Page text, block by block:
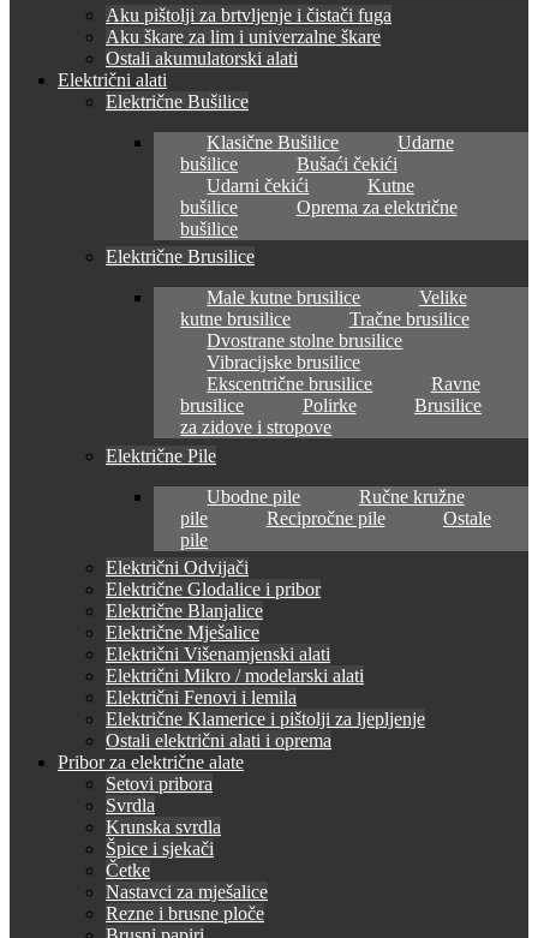
Aku pištolji za brtvljenje i čistači fuga
Aku škare za lim i univerzalne škare
Ostali akumulatorski alati
Električni alati
Električne Bušilice
Klasične Bušilice
Udarne
bušilice
Bušaći čekići
Udarni čekići
Kutne
bušilice
Oprema za električne
bušilice
Električne Brusilice
Male kutne brusilice
Velike
kutne brusilice
Tračne brusilice
Dvostrane stolne brusilice
Vibracijske brusilice
Ekscentrične brusilice
Ravne
brusilice
Polirke
Brusilice
za zidove i stropove
Električne Pile
Ubodne pile
Ručne kružne
pile
Recipročne pile
Ostale
pile
Električni Odvijači
Električne Glodalice i pribor
Električne Blanjalice
Električne Mješalice
Električni Višenamjenski alati
Električni Mikro / modelarski alati
Električni Fenovi i lemila
Električne Klamerice i pištolji za ljepljenje
Ostali električni alati i oprema
Pribor za električne alate
Setovi pribora
Svrdla
Krunska svrdla
Špice i sjekači
Četke
Nastavci za mješalice
Rezne i brusne ploče